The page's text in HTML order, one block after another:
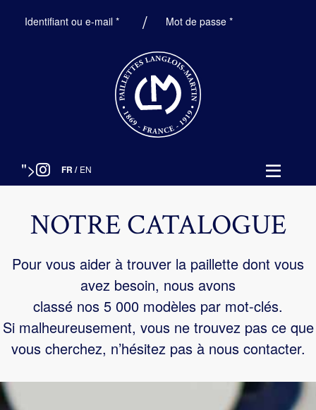
Identifiant ou e-mail *ObligatoireMot de passe*Obligatoire
"> FR / EN
NOTRE CATALOGUE
Pour vous aider à trouver la paillette dont vous
avez besoin, nous avons
classé nos 5 000 modèles par mot-clés.
Si malheureusement, vous ne trouvez pas ce que
vous cherchez, n’hésitez pas à nous contacter.